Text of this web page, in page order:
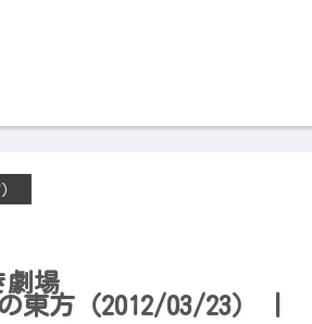
東方（2012/03/23） |
劇場